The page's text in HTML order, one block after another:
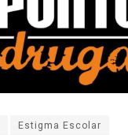
Estigma Escolar